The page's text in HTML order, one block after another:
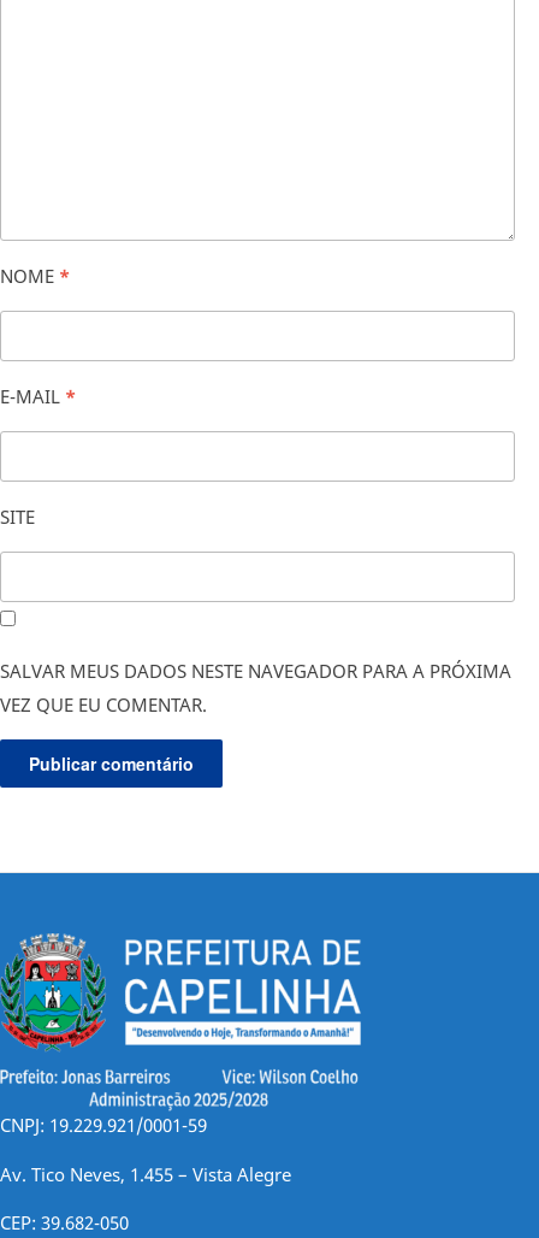
NOME *
E-MAIL *
SITE
SALVAR MEUS DADOS NESTE NAVEGADOR PARA A PRÓXIMA
VEZ QUE EU COMENTAR.
CNPJ: 19.229.921/0001-59
Av. Tico Neves, 1.455 – Vista Alegre
CEP: 39.682-050